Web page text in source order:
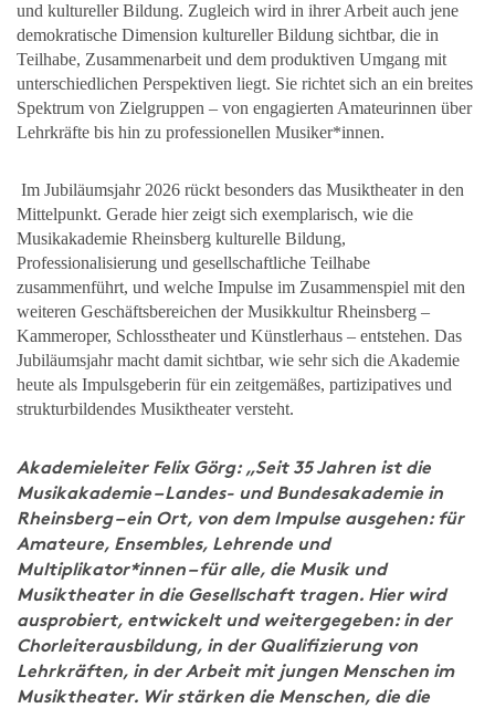
und kultureller Bildung. Zugleich wird in ihrer Arbeit auch jene
demokratische Dimension kultureller Bildung sichtbar, die in
Teilhabe, Zusammenarbeit und dem produktiven Umgang mit
unterschiedlichen Perspektiven liegt. Sie richtet sich an ein breites
Spektrum von Zielgruppen – von engagierten Amateurinnen über
Lehrkräfte bis hin zu professionellen Musiker*innen.
Im Jubiläumsjahr 2026 rückt besonders das Musiktheater in den
Mittelpunkt. Gerade hier zeigt sich exemplarisch, wie die
Musikakademie Rheinsberg kulturelle Bildung,
Professionalisierung und gesellschaftliche Teilhabe
zusammenführt, und welche Impulse im Zusammenspiel mit den
weiteren Geschäftsbereichen der Musikkultur Rheinsberg –
Kammeroper, Schlosstheater und Künstlerhaus – entstehen. Das
Jubiläumsjahr macht damit sichtbar, wie sehr sich die Akademie
heute als Impulsgeberin für ein zeitgemäßes, partizipatives und
strukturbildendes Musiktheater versteht.
Akademieleiter Felix Görg: „Seit 35 Jahren ist die
Musikakademie – Landes- und Bundesakademie in
Rheinsberg – ein Ort, von dem Impulse ausgehen: für
Amateure, Ensembles, Lehrende und
Multiplikator*innen – für alle, die Musik und
Musiktheater in die Gesellschaft tragen. Hier wird
ausprobiert, entwickelt und weitergegeben: in der
Chorleiterausbildung, in der Qualifizierung von
Lehrkräften, in der Arbeit mit jungen Menschen im
Musiktheater. Wir stärken die Menschen, die die